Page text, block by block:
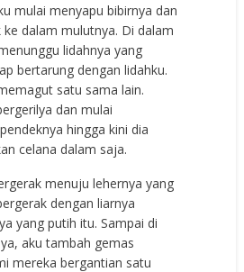
mulai menyapu bibirnya dan
dalam mulutnya. Di dalam
lidahnya yang
bertarung dengan lidahku.
satu sama lain.
dan mulai
hingga kini dia
celana dalam saja.
menuju lehernya yang
dengan liarnya
yang putih itu. Sampai di
aku tambah gemas
mereka bergantian satu